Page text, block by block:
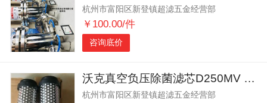
杭州市富阳区新登镇超滤五金经营部
￥100.00/件
咨询底价
沃克真空负压除菌滤芯D250MV D400MV D500MV
杭州市富阳区新登镇超滤五金经营部